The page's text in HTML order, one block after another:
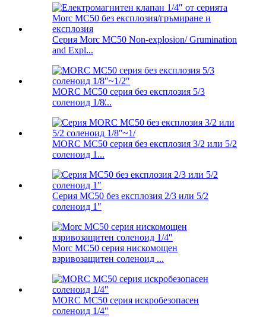
Серия Morc MC50 Non-explosion/ Grumination
and Expl...
MORC MC50 серия без експлозия 5/3
соленоид 1/8̸...
MORC MC50 серия без експлозия 3/2 или 5/2
соленоид 1...
Серия MC50 без експлозия 2/3 или 5/2
соленоид 1″
Morc MC50 серия нискомощен
взривозащитен соленоид ...
MORC MC50 серия искробезопасен
соленоид 1/4″